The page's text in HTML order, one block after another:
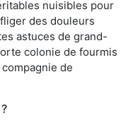
nuisibles pour
des douleurs
astuces de grand-
colonie de fourmis
de